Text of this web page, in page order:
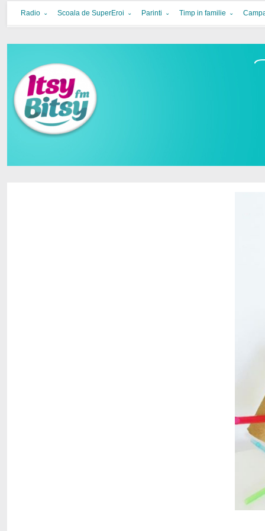
Itsy Bitsy
bucurie in familie
Radio Scoala de SuperEroi Parinti Timp in familie